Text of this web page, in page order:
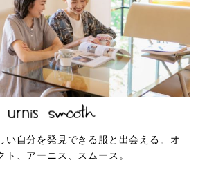
い自分を発見できる服と出会える。オ
、アーニス、スムース。